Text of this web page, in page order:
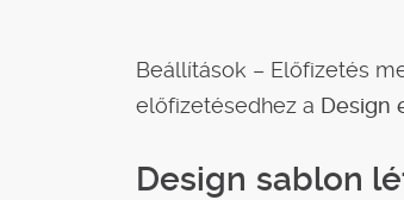
Beállítások – Előfizetés
előfizetésedhez a Design
Design sablon